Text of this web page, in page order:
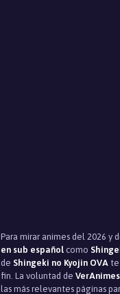
Para mirar animes del 2026
en sub español como
de Shingeki no Kyojin OVA
fin. La voluntad de VerAnimes
las más relevantes páginas